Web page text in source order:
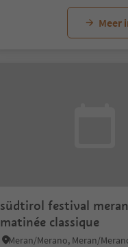
Meer
südtirol festival
matinée classique
Meran/Merano, Meran/